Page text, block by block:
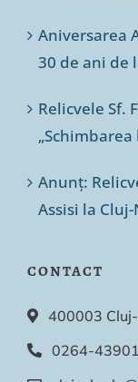
Aniversarea
30 de ani de
Relicvele Sf.
„Schimbarea
Anunț:
Assisi la
CONTACT
400003
0264-